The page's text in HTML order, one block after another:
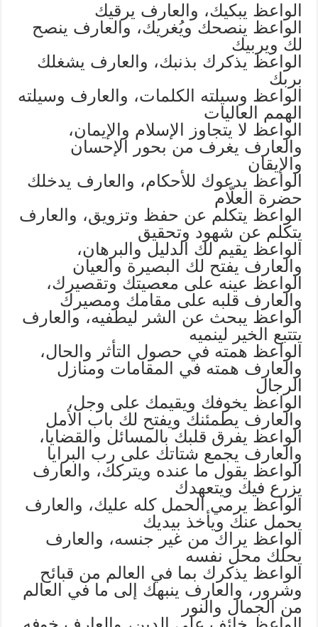
الواعظ يبكيك، والعارف يرقيك
الواعظ ينصحك ويُغريك، والعارف ينصح
لك ويربيك
الواعظ يذكرك بذنبك، والعارف يشغلك
بربك
الواعظ وسيلته الكلمات، والعارف وسيلته
الهمم العاليات
الواعظ لا يتجاوز الإسلام والإيمان،
والعارف يغرف من بحور الإحسان
والإيقان
الواعظ يدعوك للأحكام، والعارف يدخلك
حضرة العلّام
الواعظ يتكلم عن حفظ وتزويق، والعارف
يتكلم عن شهود وتحقيق
الواعظ يقيم لك الدليل والبرهان،
والعارف يفتح لك البصيرة والعيان
الواعظ عينه على معصيتك وتقصيرك،
والعارف قلبه على مقامك ومصيرك
الواعظ يبحث عن الشر ليطفيه، والعارف
يتتبع الخير لينميه
الواعظ همته في حصول التأثر والحال،
والعارف همته في المقامات ومنازل
الرجال
الواعظ يخوفك ويقيمك على وجل،
والعارف يطمئنك ويفتح لك باب الأمل
الواعظ يفرق قلبك بالمسائل والقضايا،
والعارف يجمع شتاتك على رب البرايا
الواعظ يقول ما عنده ويتركك، والعارف
يزرع فيك ويتعهدك
الواعظ يرمي الحمل كله عليك، والعارف
يحمل عنك ويأخذ بيديك
الواعظ يراك من غير جنسه، والعارف
يحلك محل نفسه
الواعظ يذكرك بما في العالم من قبائح
وشرور، والعارف ينبهك إلى ما في العالم
من الجمال والنور